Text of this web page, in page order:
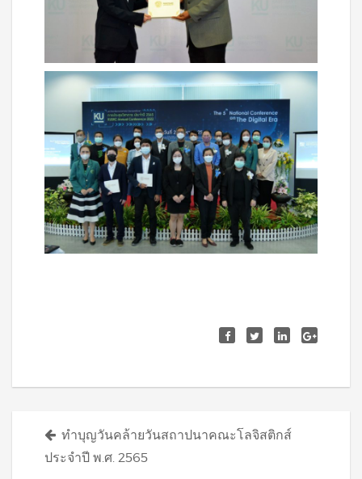
Posts
navigation
ทำบุญวันคล้ายวันสถาปนาคณะโลจิสติกส์
ประจำปี พ.ศ. 2565